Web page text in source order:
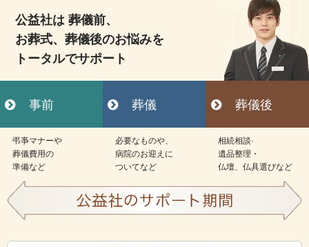
公益社は 葬儀前、
お葬式、葬儀後のお悩みを
トータルでサポート
事前 葬儀 葬儀後
弔亊マナーや
葬儀費用の
準備など
必要なものや、
病院のお迎えに
ついてなど
相続相談·
遺品整理・
仏壇、仏具選びなど